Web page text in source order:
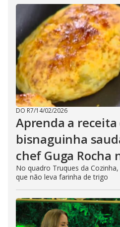
DO R7/14/02/2026
Aprenda a receita
bisnaguinha
chef Guga Rocha
No quadro Truques da
que não leva farinha de trigo